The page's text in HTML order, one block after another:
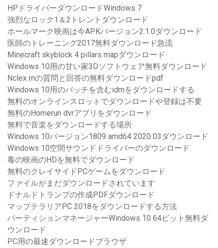
HPドライバーダウンロードWindows 7
強烈なロック1＆2トレントダウンロード
ホールマーク映画は今APKバージョン2.1.0ダウンロード
医師のトレーニング2017無料ダウンロード急流
Minecraft skyblock 4 pillars mapダウンロード
Windows 10用の甘い家3Dソフトウェア無料ダウンロード
Nclex rnの質問と回答の無料ダウンロードpdf
Windows 10用のパッチを含むidmをダウンロードする
無料のオンラインスロットでダウンロードや登録は不要
無料のHomerun dvrアプリをダウンロード
無料で音楽をダウンロードする場所
Windows 10バージョン1809 amd64 2020 03ダウンロード
Windows 10空間サウンドドライバーのダウンロード
毒の映画のHDを無料でダウンロード
無料のクレイサイドPCゲームをダウンロード
ファイルがまだダウンロードされています
ドナルドトランプの作成PDFダウンロード
マップテラリアPC 2018をダウンロードする方法
パーティションマネージャーWindows 10 64ビット無料ダ
ウンロード
PC用の最速ダウンロードブラウザ